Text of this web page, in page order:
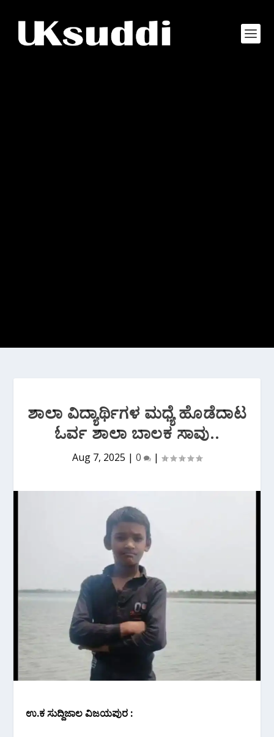
ಶಾಲಾ ವಿದ್ಯಾರ್ಥಿಗಳ ಮಧ್ಯೆ ಹೊಡೆದಾಟ
ಓರ್ವ ಶಾಲಾ ಬಾಲಕ ಸಾವು..
Aug 7, 2025 | 0 |
ಉ.ಕ ಸುದ್ದಿಜಾಲ ವಿಜಯಪುರ :